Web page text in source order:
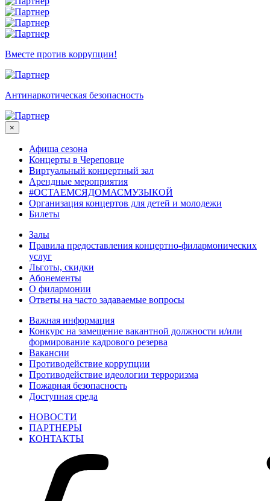
Вместе против коррупции!
Антинаркотическая безопасность
×
Афиша сезона
Концерты в Череповце
Виртуальный концертный зал
Арендные мероприятия
#ОСТАЕМСЯДОМАСМУЗЫКОЙ
Организация концертов для детей и молодежи
Билеты
Залы
Правила предоставления концертно-филармонических
услуг
Льготы, скидки
Абонементы
О филармонии
Ответы на часто задаваемые вопросы
Важная информация
Конкурс на замещение вакантной должности и/или
формирование кадрового резерва
Вакансии
Противодействие коррупции
Противодействие идеологии терроризма
Пожарная безопасность
Доступная среда
НОВОСТИ
ПАРТНЕРЫ
КОНТАКТЫ